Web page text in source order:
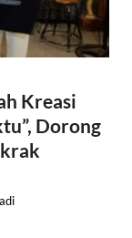
Kreasi
Dorong